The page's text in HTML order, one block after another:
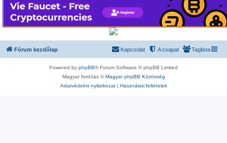
Fórum kezdőlap Taglista
A csapat
Kapcsolat
Powered by phpBB® Forum Software © phpBB Limited
Magyar fordítás ©Magyar phpBB Közösség
Adatvédelmi nyilatkozat| Használati feltételek